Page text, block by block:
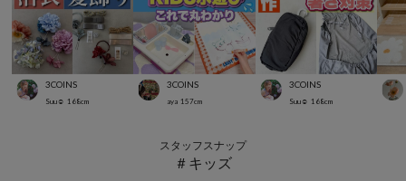
3COINS
Suu☺︎ 168cm
3COINS
aya 157cm
3COINS
Suu☺︎ 168cm
スタッフスナップ
＃キッズ